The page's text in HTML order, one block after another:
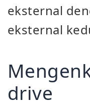
eksternal
eksternal
drive